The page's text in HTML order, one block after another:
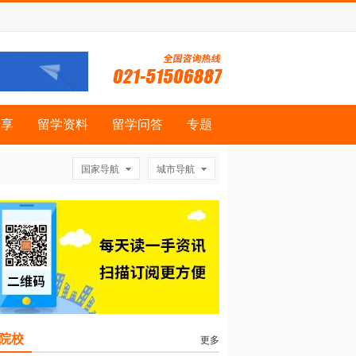
留学资料 留学问答 专题
国家导航 城市导航
校 更多